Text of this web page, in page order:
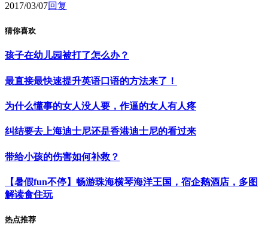
2017/03/07回复
猜你喜欢
孩子在幼儿园被打了怎么办？
最直接最快速提升英语口语的方法来了！
为什么懂事的女人没人要，作逼的女人有人疼
纠结要去上海迪士尼还是香港迪士尼的看过来
带给小孩的伤害如何补救？
【暑假fun不停】畅游珠海横琴海洋王国，宿企鹅酒店，多图
解读食住玩
热点推荐